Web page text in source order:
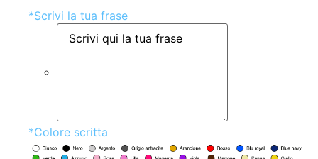
*Scrivi la tua frase
*Colore scritta